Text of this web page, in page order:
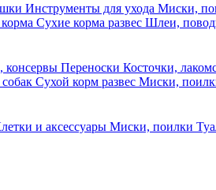
Инструменты для ухода Миски,
Сухие корма развес Шлеи,
консервы Переноски Косточки,
Сухой корм развес Миски,
и аксессуары Миски, поилки